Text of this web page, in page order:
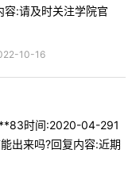
容:请及时关注学院官
10-16
时间:2020-04-291
出来吗?回复内容:近期